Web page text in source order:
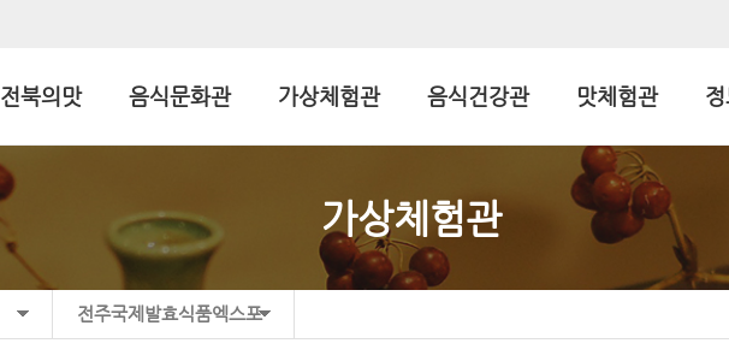
전북의맛 음식문화관 가상체험관 음식건강관 맛체험관
가상체험관
전주국제발효식품엑스포